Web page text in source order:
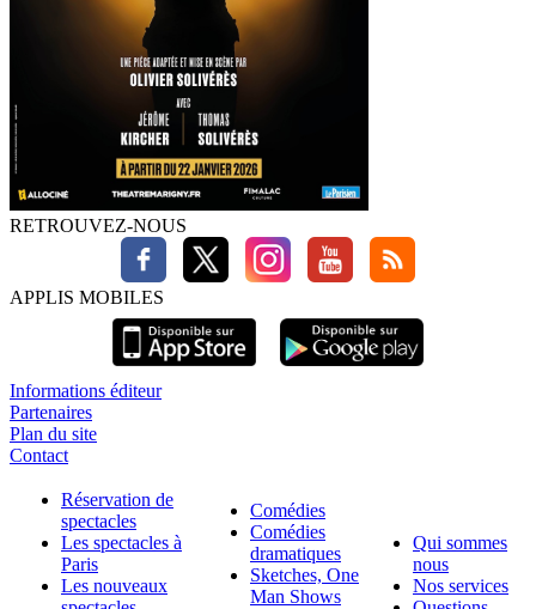
RETROUVEZ-NOUS
APPLIS MOBILES
Informations éditeur
Partenaires
Plan du site
Contact
Réservation de
spectacles
Les spectacles à
Paris
Les nouveaux
Comédies
Comédies
dramatiques
Sketches, One
Man Shows
Qui sommes
nous
Nos services